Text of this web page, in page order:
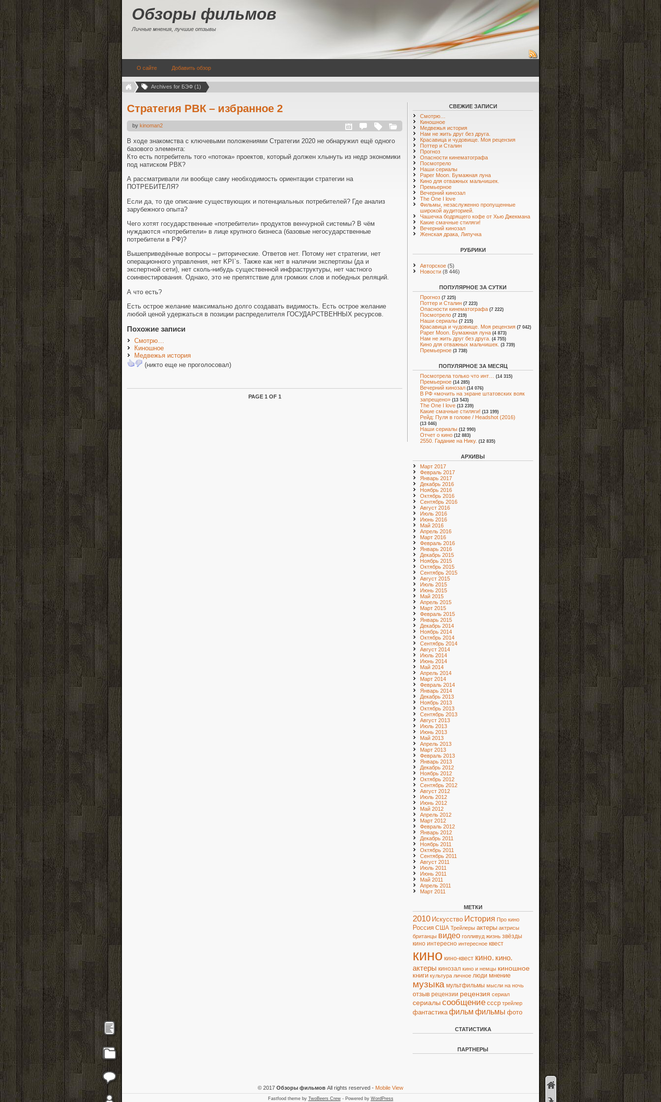
Обзоры фильмов
Личные мнения, лучшие отзывы
О сайте Добавить обзор
Archives for БЭФ (1)
Стратегия РВК – избранное 2
by kinoman2
В ходе знакомства с ключевыми положениями Стратегии 2020 не обнаружил ещё одного
базового элемента:
Кто есть потребитель того «потока» проектов, который должен хлынуть из недр экономики
под натиском РВК?
А рассматривали ли вообще саму необходимость ориентации стратегии на
ПОТРЕБИТЕЛЯ?
Если да, то где описание существующих и потенциальных потребителей? Где анализ
зарубежного опыта?
Чего хотят государственные «потребители» продуктов венчурной системы? В чём
нуждаются «потребители» в лице крупного бизнеса (базовые негосударственные
потребители в РФ)?
Вышеприведённые вопросы – риторические. Ответов нет. Потому нет стратегии, нет
операционного управления, нет KPI `s. Также как нет в наличии экспертизы (да и
экспертной сети), нет сколь-нибудь существенной инфраструктуры, нет частного
соинвестирования. Однако, это не препятствие для громких слов и победных реляций.
А что есть?
Есть острое желание максимально долго создавать видимость. Есть острое желание
любой ценой удержаться в позиции распределителя ГОСУДАРСТВЕННЫХ ресурсов.
Похожие записи
Смотрю…
Киношное
Медвежья история
(никто еще не проголосовал)
PAGE 1 OF 1
СВЕЖИЕ ЗАПИСИ
Смотрю…
Киношное
Медвежья история
Нам не жить друг без друга.
Красавица и чудовище. Моя рецензия
Поттер и Сталин
Прогноз
Опасности кинематографа
Посмотрело
Наши сериалы
Paper Moon. Бумажная луна
Кино для отважных мальчишек.
Премьерное
Вечерний кинозал
The One I love
Фильмы, незаслуженно пропущенные
широкой аудиторией.
Чашечка бодрящего кофе от Хью Джекмана
Какие смачные стиляги!
Вечерний кинозал
Женская драка, Липучка
РУБРИКИ
Авторское (5)
Новости (8 446)
ПОПУЛЯРНОЕ ЗА СУТКИ
Прогноз (7 225)
Поттер и Сталин (7 223)
Опасности кинематографа (7 222)
Посмотрело (7 219)
Наши сериалы (7 215)
Красавица и чудовище. Моя рецензия (7 042)
Paper Moon. Бумажная луна (4 873)
Нам не жить друг без друга. (4 755)
Кино для отважных мальчишек. (3 739)
Премьерное (3 738)
ПОПУЛЯРНОЕ ЗА МЕСЯЦ
Посмотрела только что инт…
(14 315)
Премьерное (14 285)
Вечерний кинозал (14 076)
В РФ «мочить на экране штатовских вояк
запрещено» (13 543)
The One I love (13 239)
Какие смачные стиляги! (13 199)
Рейд: Пуля в голове / Headshot (2016)
(13 046)
Наши сериалы (12 990)
Отчет о кино (12 883)
2550. Гадание на Нику. (12 835)
АРХИВЫ
Март 2017
Февраль 2017
Январь 2017
Декабрь 2016
Ноябрь 2016
Октябрь 2016
Сентябрь 2016
Август 2016
Июль 2016
Июнь 2016
Май 2016
Апрель 2016
Март 2016
Февраль 2016
Январь 2016
Декабрь 2015
Ноябрь 2015
Октябрь 2015
Сентябрь 2015
Август 2015
Июль 2015
Июнь 2015
Май 2015
Апрель 2015
Март 2015
Февраль 2015
Январь 2015
Декабрь 2014
Ноябрь 2014
Октябрь 2014
Сентябрь 2014
Август 2014
Июль 2014
Июнь 2014
Май 2014
Апрель 2014
Март 2014
Февраль 2014
Январь 2014
Декабрь 2013
Ноябрь 2013
Октябрь 2013
Сентябрь 2013
Август 2013
Июль 2013
Июнь 2013
Май 2013
Апрель 2013
Март 2013
Февраль 2013
Январь 2013
Декабрь 2012
Ноябрь 2012
Октябрь 2012
Сентябрь 2012
Август 2012
Июль 2012
Июнь 2012
Май 2012
Апрель 2012
Март 2012
Февраль 2012
Январь 2012
Декабрь 2011
Ноябрь 2011
Октябрь 2011
Сентябрь 2011
Август 2011
Июль 2011
Июнь 2011
Май 2011
Апрель 2011
Март 2011
МЕТКИ
2010 Искусство История Про кино
Россия США Трейлеры актеры актрисы
британцы видео голливуд жизнь звёзды
кино интересно интересное квест
кино кино-квест кино. кино.
актеры кинозал кино и немцы киношное
книги культура личное люди мнение
музыка мультфильмы мысли на ночь
отзыв рецензии рецензия сериал
сериалы сообщение ссср трейлер
фантастика фильм фильмы фото
СТАТИСТИКА
ПАРТНЕРЫ
© 2017 Обзоры фильмов All rights reserved - Mobile View
Fastfood theme by TwoBeers Crew- Powered by WordPress